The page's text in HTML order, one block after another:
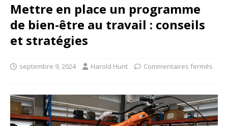
Mettre en place un programme
de bien-être au travail : conseils
et stratégies
septembre 9, 2024 Harold Hunt Commentaires fermés